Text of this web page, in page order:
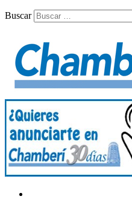
Buscar